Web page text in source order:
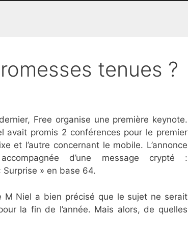
tenues ?
Free organise une première keynote.
avait promis 2 conférences pour le premier
et l’autre concernant le mobile. L’annonce
d’une message crypté :
» en base 64.
M Niel a bien précisé que le sujet ne serait
la fin de l’année. Mais alors, de quelles